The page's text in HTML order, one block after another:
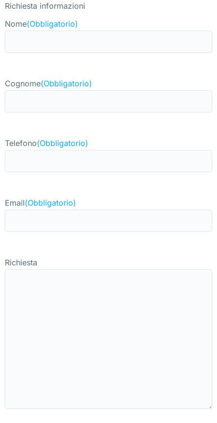
Richiesta informazioni
Nome(Obbligatorio)
Cognome(Obbligatorio)
Telefono(Obbligatorio)
Email(Obbligatorio)
Richiesta